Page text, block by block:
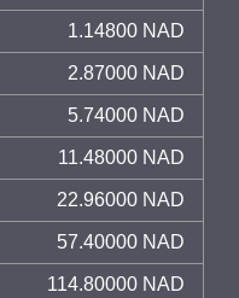
1.14800 NAD
2.87000 NAD
5.74000 NAD
11.48000 NAD
22.96000 NAD
57.40000 NAD
114.80000 NAD